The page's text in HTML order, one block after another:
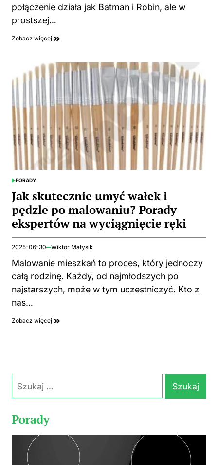
połączenie działa jak Batman i Robin, ale w
prostszej…
Zobacz więcej
POSTED
PORADY
Jak skutecznie umyć wałek i
pędzle po malowaniu? Porady
ekspertów na wyciągnięcie ręki
2025-06-30 Wiktor Matysik
Malowanie mieszkań to proces, który jednoczy
całą rodzinę. Każdy, od najmłodszych po
najstarszych, może w tym uczestniczyć. Kto z
nas…
Zobacz więcej
Szukaj:
Porady